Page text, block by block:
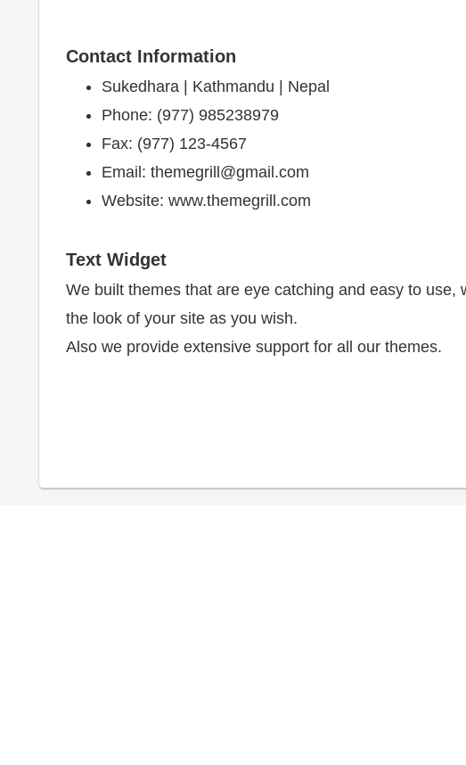
Contact Information
Sukedhara | Kathmandu | Nepal
Phone: (977) 985238979
Fax: (977) 123-4567
Email: themegrill@gmail.com
Website: www.themegrill.com
Text Widget
We built themes that are eye catching and easy to
the look of your site as you wish.
Also we provide extensive support for all our themes.